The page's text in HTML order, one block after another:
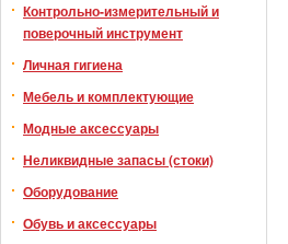
Контрольно-измерительный и
поверочный инструмент
Личная гигиена
Мебель и комплектующие
Модные аксессуары
Неликвидные запасы (стоки)
Оборудование
Обувь и аксессуары